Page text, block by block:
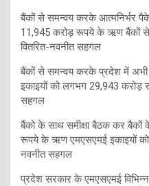
बैंकों से समन्वय करके आत्मनिर्भर
11,945 करोड़ रूपये के ऋण बैंकों से
वितरित-नवनीत सहगल
बैंकों से समन्वय करके प्रदेश में
इकाइयों को लगभग 29,943 करोड़
सहगल
बैंको के साथ समीक्षा बैठक कर
रूपये के ऋण एमएसएमई इकाइयों को
नवनीत सहगल
प्रदेश सरकार के एमएसएमई